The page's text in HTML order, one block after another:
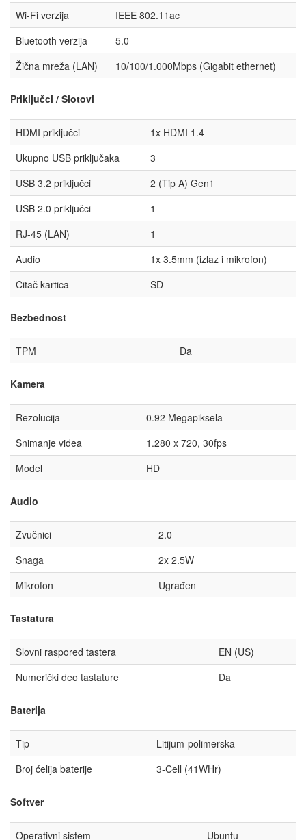
Wi-Fi verzija
IEEE 802.11ac
Bluetooth verzija
5.0
Žična mreža (LAN)
10/100/1.000Mbps (Gigabit ethernet)
Priključci / Slotovi
HDMI priključci
1x HDMI 1.4
Ukupno USB priključaka
3
USB 3.2 priključci
2 (Tip A) Gen1
USB 2.0 priključci
1
RJ-45 (LAN)
1
Audio
1x 3.5mm (izlaz i mikrofon)
Čitač kartica
SD
Bezbednost
TPM Da
Kamera
Rezolucija
0.92 Megapiksela
Snimanje videa
1.280 x 720, 30fps
Model
HD
Audio
Zvučnici
2.0
Snaga
2x 2.5W
Mikrofon
Ugrađen
Tastatura
Slovni raspored tastera
EN (US)
Numerički deo tastature
Da
Baterija
Tip
Litijum-polimerska
Broj ćelija baterije
3-Cell (41WHr)
Softver
Operativni sistem Ubuntu